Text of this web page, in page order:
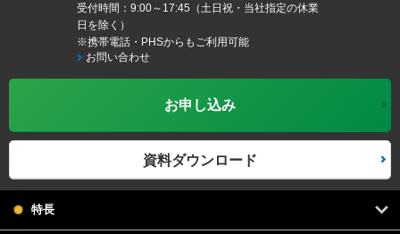
受付時間：9:00～17:45（土日祝・当社指定の休業
日を除く）
※携帯電話・PHSからもご利用可能
お問い合わせ
お申し込み
資料ダウンロード
特長